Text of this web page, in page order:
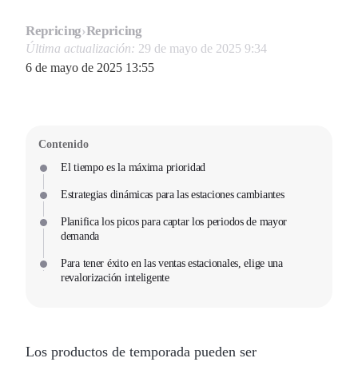
Repricing›Repricing
Última actualización: 29 de mayo de 2025 9:34
6 de mayo de 2025 13:55
Contenido
El tiempo es la máxima prioridad
Estrategias dinámicas para las estaciones cambiantes
Planifica los picos para captar los periodos de mayor
demanda
Para tener éxito en las ventas estacionales, elige una
revalorización inteligente
Los productos de temporada pueden ser